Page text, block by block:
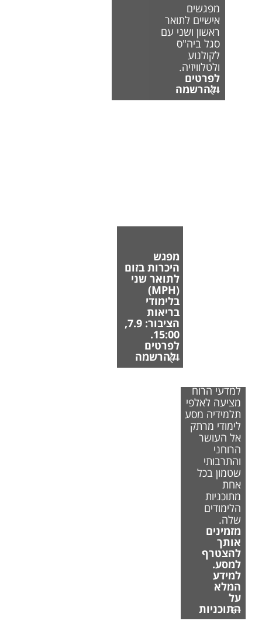
מפגשים
אישיים לתואר
ראשון ושני עם
סגל ביה"ס
לקולנוע
ולטלוויזיה.
לפרטים
ולהרשמה
מפגש
היכרות בזום
לתואר שני
(MPH)
בלימודי
בריאות
הציבור: 7.9,
15:00.
לפרטים
ולהרשמה
למדעי הרוח
מציעה לאלפי
תלמידיה מסע
לימודי מרתק
אל העושר
הרוחני
והתרבותי
שטמון בכל
אחת
מתוכניות
הלימודים
שלה.
מזמינים
אותך
להצטרף
למסע.
למידע
המלא
על
התוכניות